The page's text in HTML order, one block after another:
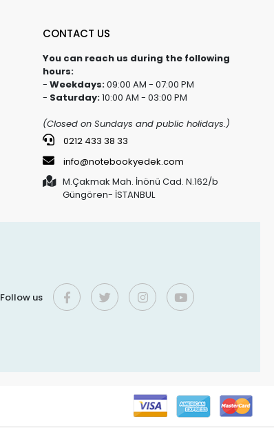
CONTACT US
You can reach us during the following
hours:
- Weekdays:09:00 AM - 07:00 PM
- Saturday:10:00 AM - 03:00 PM
(Closed on Sundays and public holidays.)
0212 433 38 33
info@notebookyedek.com
M.Çakmak Mah. İnönü Cad. N.162/b
Güngören- İSTANBUL
Follow us